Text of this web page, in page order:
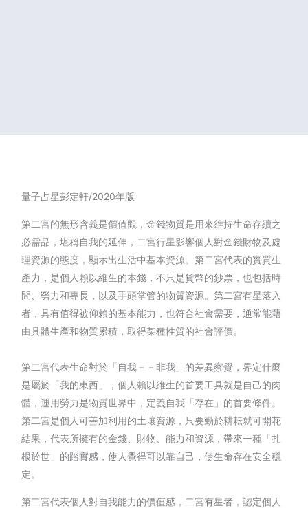
量子占星彭定軒/2020年版
第二宮的無形含義是價值觀，金錢物質是用來維持生命存續之
必需品，堪稱自我的延伸，二宮行星影響個人對金錢財物及處
理資源的態度，顯示出生活中基本資源。第二宮代表的實質生
產力，是個人賴以維生的本錢，不只是貨幣的鈔票，也包括時
間、勞力和專長，以及手頭掌管的物質資源。第二宮有星落入
者，具有值得被仰賴的基本能力，也符合社會需要，通常能藉
由具體生產和物質累積，取得某種性質的社會評價。
第二宮代表生命對於「自我－－非我」的差異察覺，界定什麼
是屬於「我的東西」，個人賴以維生的首要工具就是自己的肉
體，運用勞力是物質世界中，定義自我「存在」的首要條件。
第二宮是個人可善加利用的土壤資源，只要勤於耕耘就可開花
結果，代表所擁有的金錢、財物、能力和資源，帶來一種「扎
根於世」的踏實感，使人覺得可以靠自己，使生命存在安全穩
定。
第二宮代表個人對自我能力的價值感，二宮有星者，認定個人